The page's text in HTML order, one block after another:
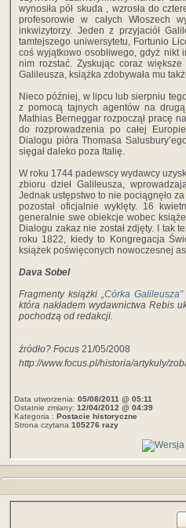
wynosiła pół skuda , wzrosła do
profesorowie w całych Włoszech
inkwizytorzy. Jeden z przyjaciół
tamtejszego uniwersytetu, Fortunio
coś wyjątkowo osobliwego, gdyż nikt
nim rozstać. Zyskując coraz
Galileusza, książka zdobywała mu
Nieco później, w lipcu lub sierpniu
z pomocą tajnych agentów na
Mathias Berneggar rozpoczął pracę
do rozprowadzenia po całej
Dialogu pióra Thomasa
sięgał daleko poza Italię.
W roku 1744 padewscy wydawcy
zbioru dzieł Galileusza,
Jednak ustępstwo to nie pociągnęło
pozostał oficjalnie wyklęty. 16
generalnie swe obiekcje wobec
Dialogu zakaz nie został zdjęty. I tak
roku 1822, kiedy to Kongregacja
książek poświęconych nowoczesnej
Dava Sobel
Fragmenty książki „Córka Galileusza”
która nakładem wydawnictwa Rebis
pochodzą od redakcji.
źródło? Focus 21/05/2008
http://www.focus.pl/historia/artykuly/
Data utworzenia: 05/08/2011 @ 05:11
Ostatnie zmiany: 12/04/2012 @ 04:39
Kategoria : Postacie historyczne
Strona czytana 105276 razy